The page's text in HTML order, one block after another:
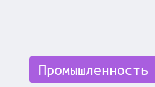
Posted
in
Промышленность